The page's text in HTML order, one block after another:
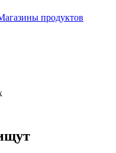
продуктов